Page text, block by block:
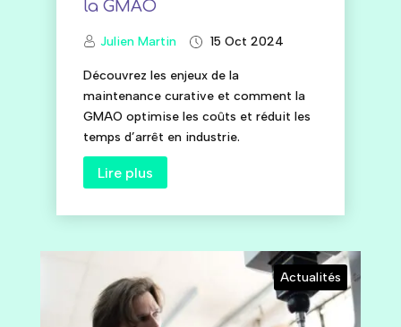
la GMAO
Julien Martin 15 Oct 2024
Découvrez les enjeux de la
maintenance curative et comment la
GMAO optimise les coûts et réduit les
temps d’arrêt en industrie.
Lire plus
Actualités